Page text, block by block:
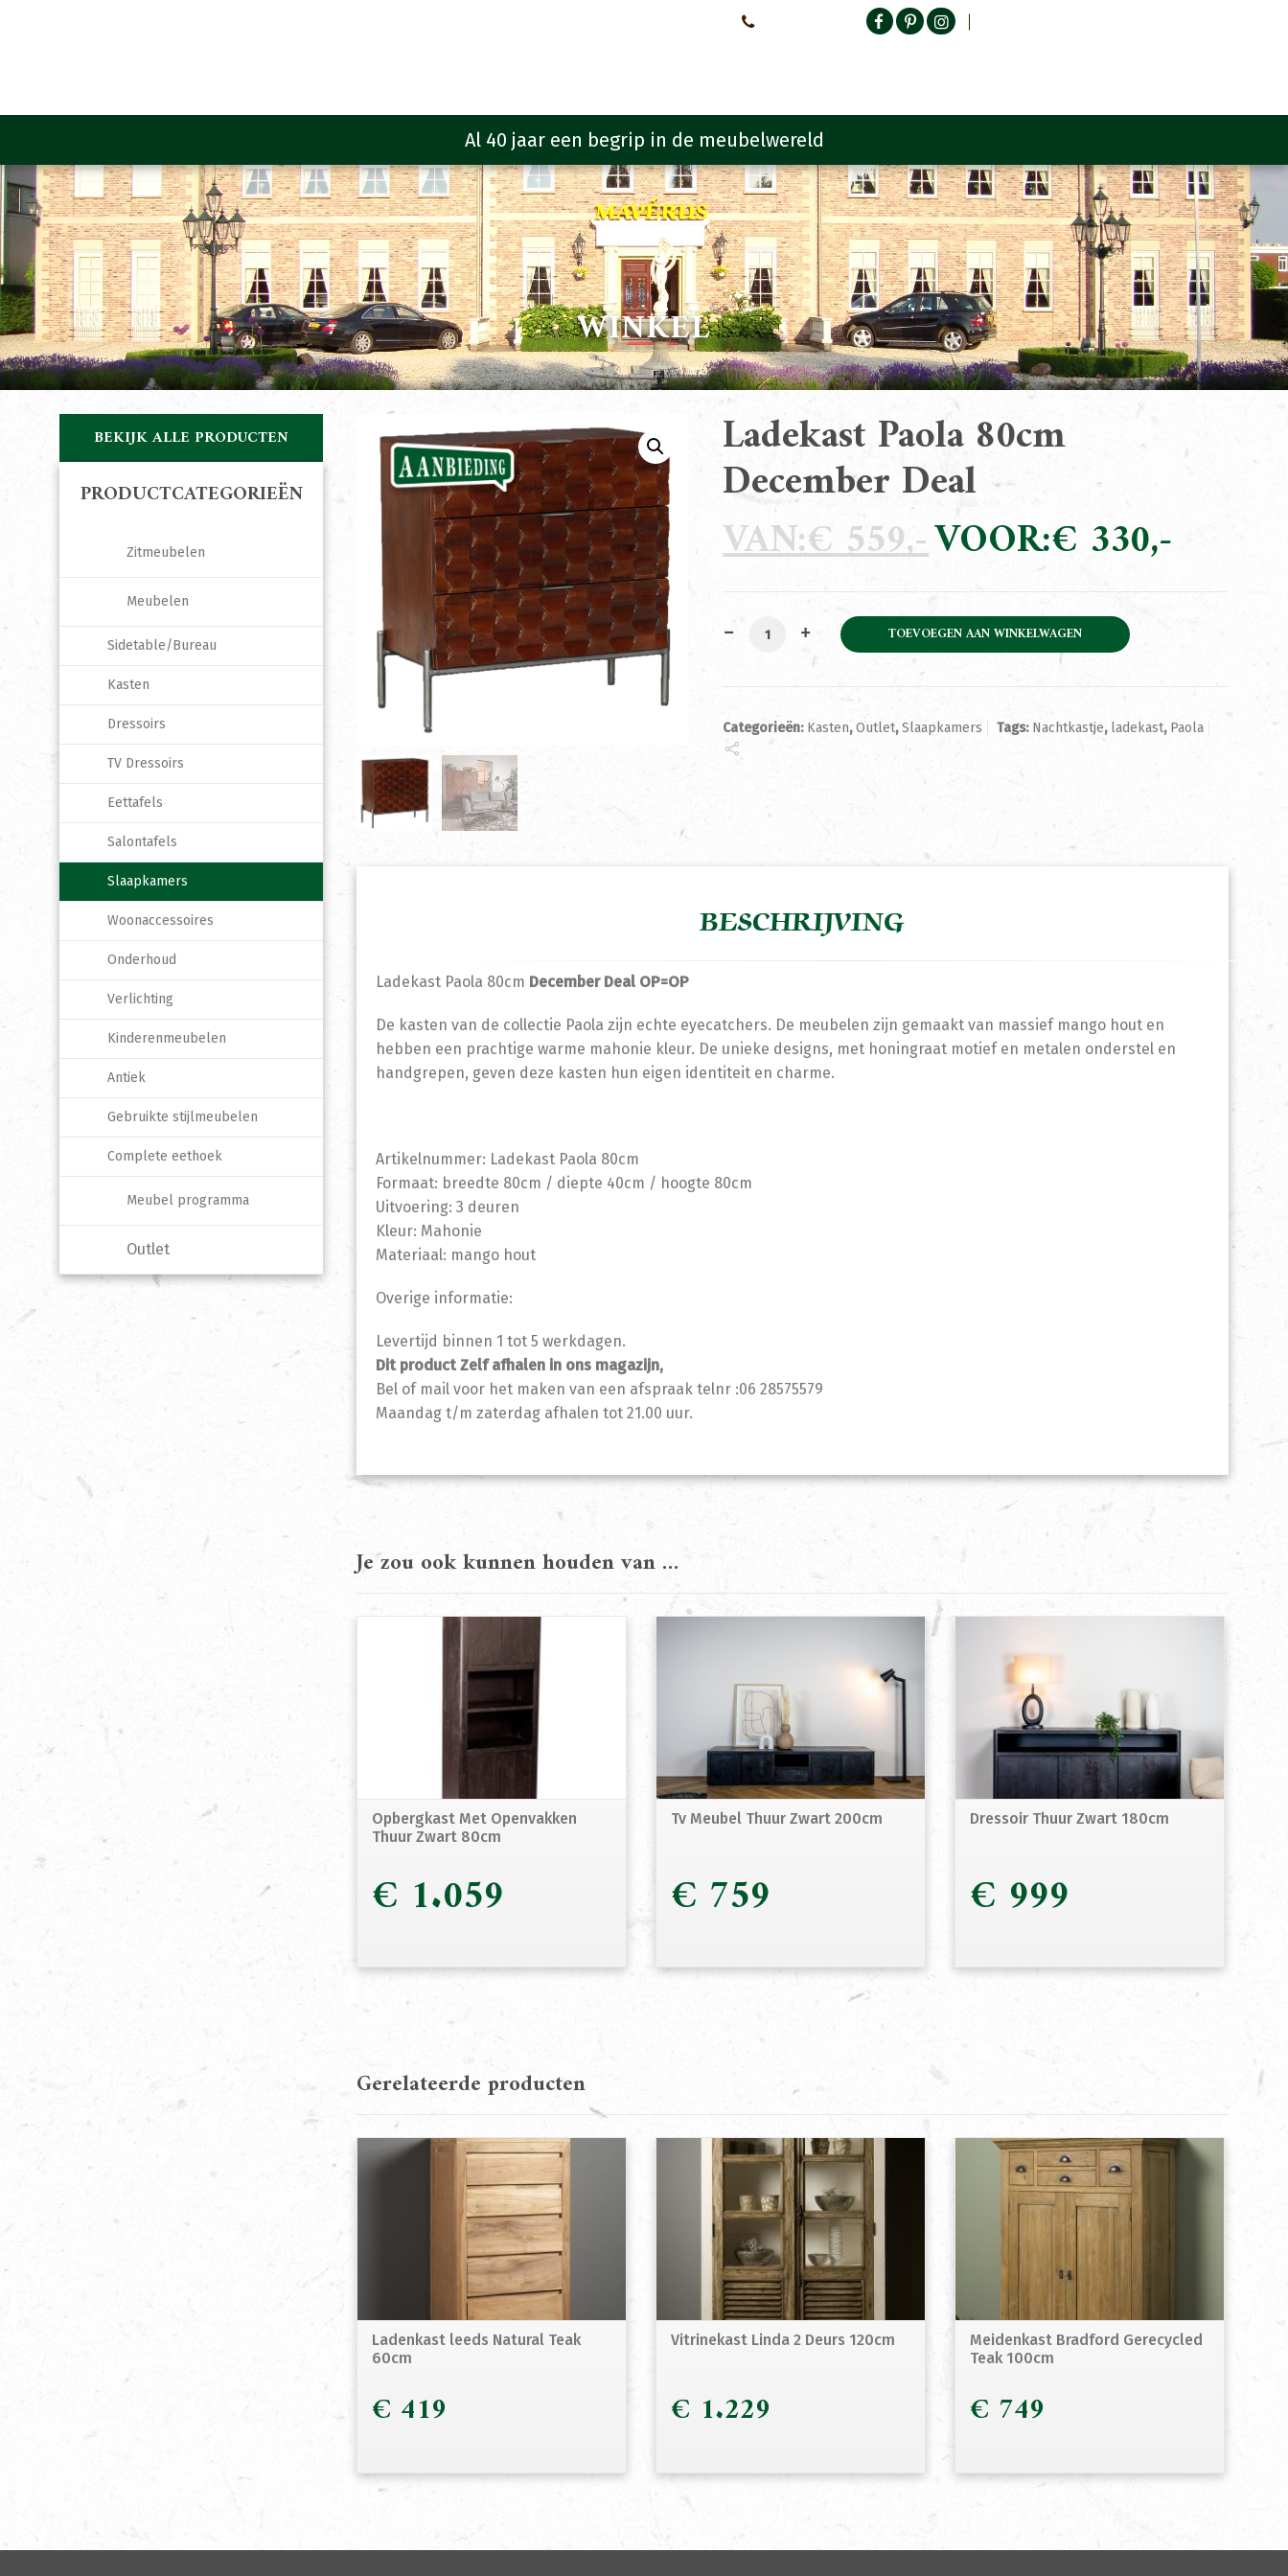
WINKEL
Ladekast Paola 80cm
December Deal
€559
Oorspronkelijke
prijs
€ 559.
€ 330
Ladekast Paola 80cm December Deal aantal
TOEVOEGEN AAN WINKELWAGEN
Categorieën: Kasten,Outlet,Slaapkamers Tags: Nachtkastje, ladekast, Paola
BESCHRIJVING
Ladekast Paola 80cm December Deal OP=OP
De kasten van de collectie Paola zijn echte eyecatchers. De meubelen zijn gemaakt van massief mango hout en
hebben een prachtige warme mahonie kleur. De unieke designs, met honingraat motief en metalen onderstel en
handgrepen, geven deze kasten hun eigen identiteit en charme.
Artikelnummer: Ladekast Paola 80cm
Formaat: breedte 80cm / diepte 40cm / hoogte 80cm
Uitvoering: 3 deuren
Kleur: Mahonie
Materiaal: mango hout
Overige informatie:
Levertijd binnen 1 tot 5 werkdagen.
Dit product Zelf afhalen in ons magazijn,
Bel of mail voor het maken van een afspraak telnr :06 28575579
Maandag t/m zaterdag afhalen tot 21.00 uur.
Je zou ook kunnen houden van …
Opbergkast Met Openvakken
Thuur Zwart 80cm
€ 1.059
Tv Meubel Thuur Zwart 200cm
€ 759
Dressoir Thuur Zwart 180cm
€ 999
Gerelateerde producten
Ladenkast leeds Natural Teak
60cm
€ 419
Vitrinekast Linda 2 Deurs 120cm
€ 1.229
Meidenkast Bradford Gerecycled
Teak 100cm
€ 749
BEKIJK ALLE PRODUCTEN
PRODUCTCATEGORIEËN
Zitmeubelen
Meubelen
Sidetable/Bureau
Kasten
Dressoirs
TV Dressoirs
Eettafels
Salontafels
Slaapkamers
Woonaccessoires
Onderhoud
Verlichting
Kinderenmeubelen
Antiek
Gebruikte stijlmeubelen
Complete eethoek
Meubel programma
Outlet